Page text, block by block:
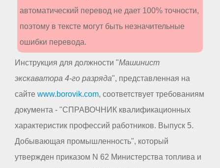
автоматический перевод не дает 100% точности,
поэтому в тексте могут быть незначительные
ошибки перевода.
Инструкция для должности "Машинист
экскаватора 4-го разряда", представленная на
сайте www.borovik.com, соответствует требованиям
документа - "СПРАВОЧНИК квалификационных
характеристик профессий работников. Выпуск 5.
Добывающая промышленность", который
утвержден приказом N 62 Министерства топлива и